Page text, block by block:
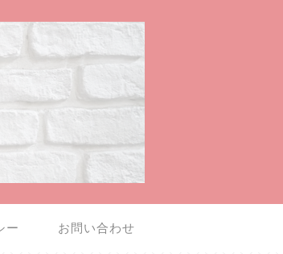
ー お問い合わせ